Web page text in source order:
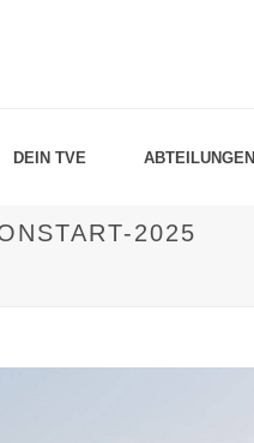
DEIN TVE ABTEILUNGEN
2025